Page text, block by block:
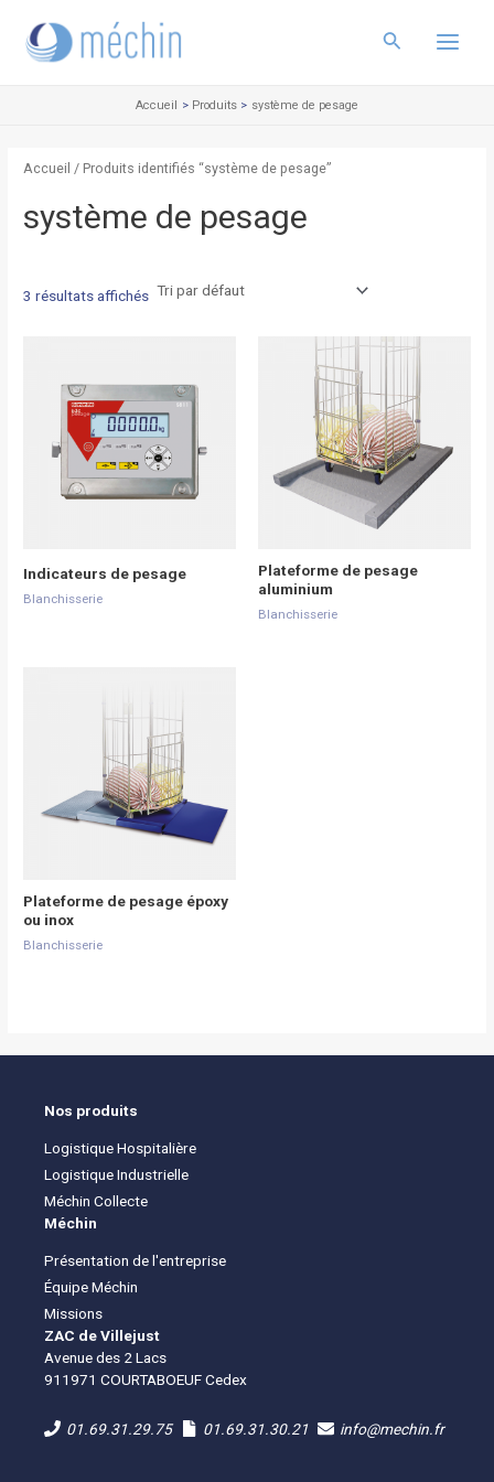
contenu
Rechercher
Menu
Accueil Produits système de pesage
Accueil / Produits identifiés “système de pesage”
système de pesage
3 résultats affichés
Indicateurs de pesage
Blanchisserie
Plateforme de pesage
aluminium
Blanchisserie
Plateforme de pesage époxy
ou inox
Blanchisserie
Nos produits
Logistique Hospitalière
Logistique Industrielle
Méchin Collecte
Méchin
Présentation de l'entreprise
Équipe Méchin
Missions
ZAC de Villejust
Avenue des 2 Lacs
911971 COURTABOEUF Cedex
01.69.31.29.75 01.69.31.30.21 info@mechin.fr